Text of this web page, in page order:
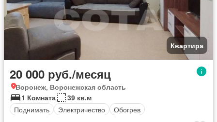
Квартира
20 000 руб./месяц
Воронеж, Воронежская область
1 Комната
39 кв.м
Поднимать
Электричество Обогрев